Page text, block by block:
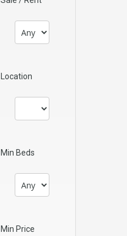
Location
Min Beds
Min Price